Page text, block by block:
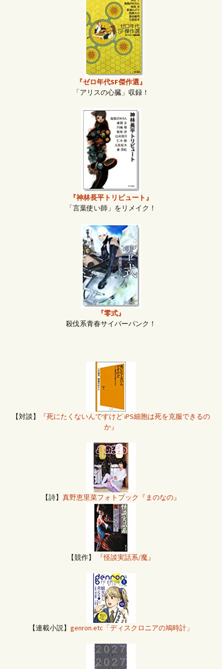
『ゼロ年代SF傑作選』
「アリスの心臓」収録！
『神林長平トリビュート』
「言葉使い師」をリメイク！
『零式』
殺伐系青春サイバーパンク！
【対談】
『死にたくないんですけど iPS細胞は死を克服できるの
か』
【詩】 真野恵里菜フォトブック『まのなの』
【競作】 『怪談実話系/魔』
【連載小説】 genron.etc「ディスクロニアの鳩時計」